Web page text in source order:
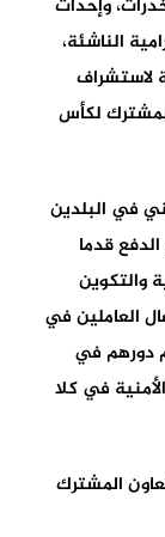
وإحداث
الناشئة،
لاستشراف
لكأس
في البلدين
قدما
والتكوين
العاملين في
دورهم في
في كلا
المشترك